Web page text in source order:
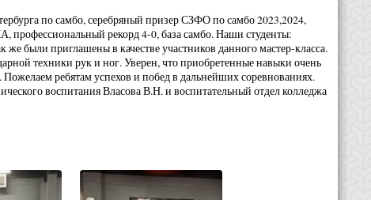
по самбо, серебряный призер СЗФО по самбо 2023,2024,
профессиональный рекорд 4-0, база самбо. Наши студенты:
были приглашены в качестве участников данного мастер-класса.
техники рук и ног. Уверен, что приобретенные навыки очень
ребятам успехов и побед в дальнейших соревнованиях.
воспитания Власова В.Н. и воспитательный отдел колледжа